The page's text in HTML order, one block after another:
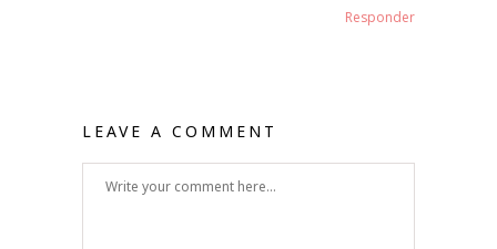
Responder
LEAVE A COMMENT